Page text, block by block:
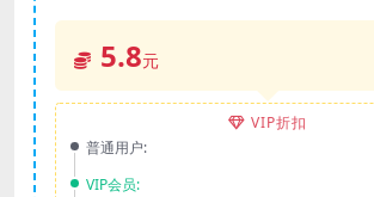
5.8元
VIP折扣
普通用户:
VIP会员: